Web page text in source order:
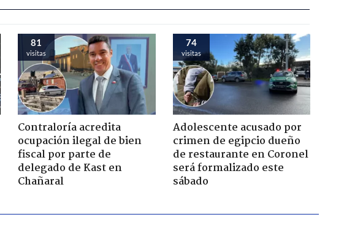
81
visitas
Contraloría acredita
ocupación ilegal de bien
fiscal por parte de
delegado de Kast en
Chañaral
74
visitas
Adolescente acusado por
crimen de egipcio dueño
de restaurante en Coronel
será formalizado este
sábado